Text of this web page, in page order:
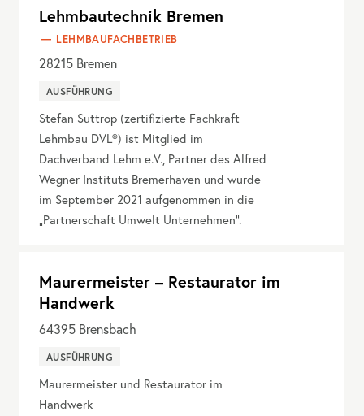
Lehmbautechnik Bremen
LEHMBAUFACHBETRIEB
28215 Bremen
AUSFÜHRUNG
Stefan Suttrop (zertifizierte Fachkraft
Lehmbau DVL®) ist Mitglied im
Dachverband Lehm e.V., Partner des Alfred
Wegner Instituts Bremerhaven und wurde
im September 2021 aufgenommen in die
„Partnerschaft Umwelt Unternehmen“.
Maurermeister – Restaurator im
Handwerk
64395 Brensbach
AUSFÜHRUNG
Maurermeister und Restaurator im
Handwerk